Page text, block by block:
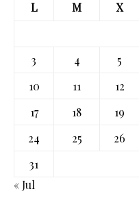
L
M X
3
4 5
10
11 12
17
18 19
24
25 26
31
« Jul